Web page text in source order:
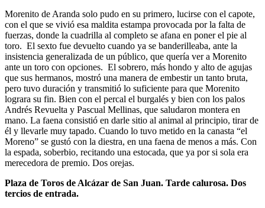
Morenito de Aranda solo pudo en su primero, lucirse con el capote,
con el que se vivió esa maldita estampa provocada por la falta de
fuerzas, donde la cuadrilla al completo se afana en poner el pie al
toro. El sexto fue devuelto cuando ya se banderilleaba, ante la
insistencia generalizada de un público, que quería ver a Morenito
ante un toro con opciones. El sobrero, más hondo y alto de agujas
que sus hermanos, mostró una manera de embestir un tanto bruta,
pero tuvo duración y transmitió lo suficiente para que Morenito
lograra su fin. Bien con el percal el burgalés y bien con los palos
Andrés Revuelta y Pascual Mellinas, que saludaron montera en
mano. La faena consistió en darle sitio al animal al principio, tirar de
él y llevarle muy tapado. Cuando lo tuvo metido en la canasta “el
Moreno” se gustó con la diestra, en una faena de menos a más. Con
la espada, soberbio, recitando una estocada, que ya por si sola era
merecedora de premio. Dos orejas.
Plaza de Toros de Alcázar de San Juan. Tarde calurosa. Dos
tercios de entrada.